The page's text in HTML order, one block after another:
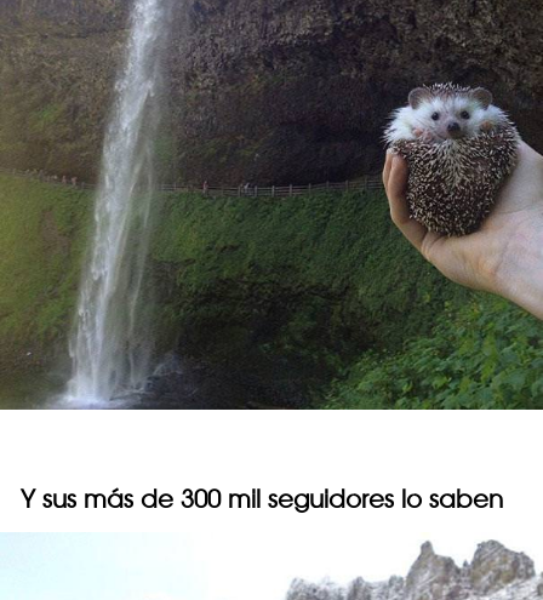
Y sus más de 300 mil seguidores lo saben